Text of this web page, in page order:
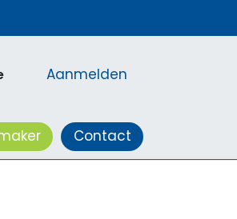
Aanmelden
Contact